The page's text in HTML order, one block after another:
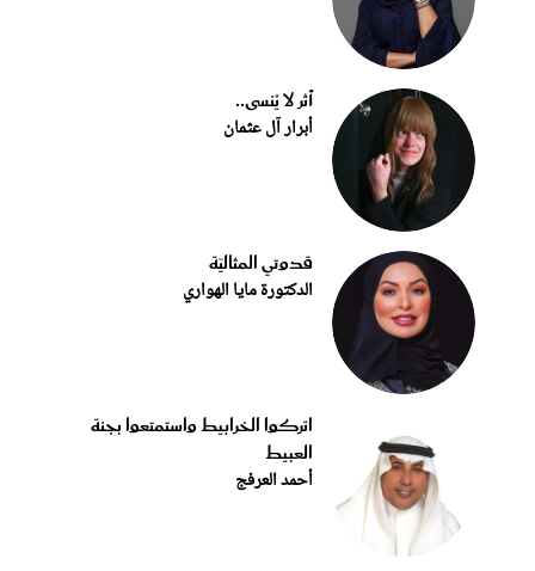
أثر لا يُنسى..
أبرار آل عثمان
قدوتي المثاليّة
الدكتورة مايا الهواري
اتركوا الخرابيط واستمتعوا بجنة
العبيط
أحمد العرفج